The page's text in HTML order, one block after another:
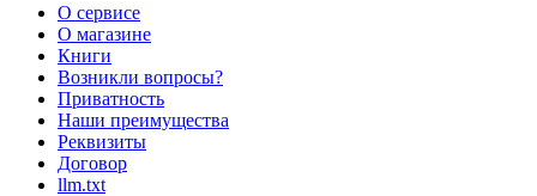
О сервисе
О магазине
Книги
Возникли вопросы?
Приватность
Наши преимущества
Реквизиты
Договор
llm.txt